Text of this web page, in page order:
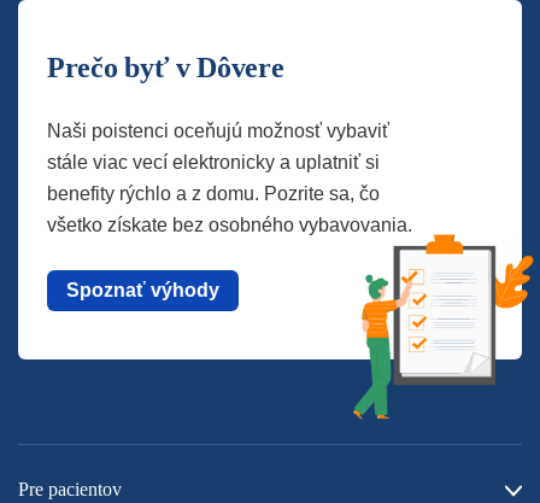
Prečo byť v Dôvere
Naši poistenci oceňujú možnosť vybaviť
stále viac vecí elektronicky a uplatniť si
benefity rýchlo a z domu. Pozrite sa, čo
všetko získate bez osobného vybavovania.
Spoznať výhody
Pre pacientov